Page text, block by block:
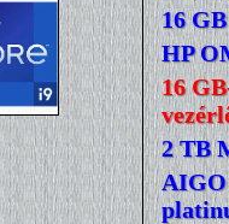
16
HP
16
2 TB
AIGO